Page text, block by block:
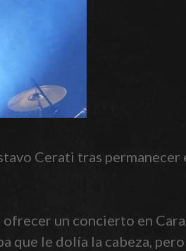
Cerati tras permanecer
un concierto en
que le dolía la cabeza,